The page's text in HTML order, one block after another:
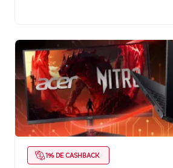
1% DE CASHBACK